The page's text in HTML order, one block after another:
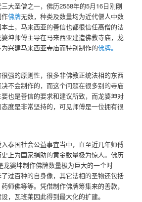
大圣僧之一，佛历2558年的5月16日刚刚
作佛牌无数，种类及数量均为近代僧人中数
土，马来西亚的善信也都很信任高僧的法
坤师傅主导在马来西亚建造佛教寺庙，龙
兴建马来西亚寺庙而特别制作的佛牌。
强的原则性，很多非佛教正统法相的东西
不会制作的，而这个问题在很多别的寺庙
也是善信的要求和建议所致，而龙婆坤对
度是非常坚持的，可见师傅是一位拥有很
泰国社会公益事宜当中，直至近几年师傅
上为国家捐助的黄金数量极为惊人。佛历
龙婆坤制作佛牌数量极为巨大的一个时
过百种的自身像，其它法相的圣物还包括
师佛等等。凭借制作佛牌筹集来的善款，
，瓦班莱因此得到最大化的扩建。